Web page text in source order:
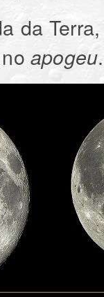
da
apogeu.